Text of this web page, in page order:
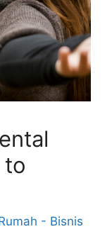
to
- Bisnis